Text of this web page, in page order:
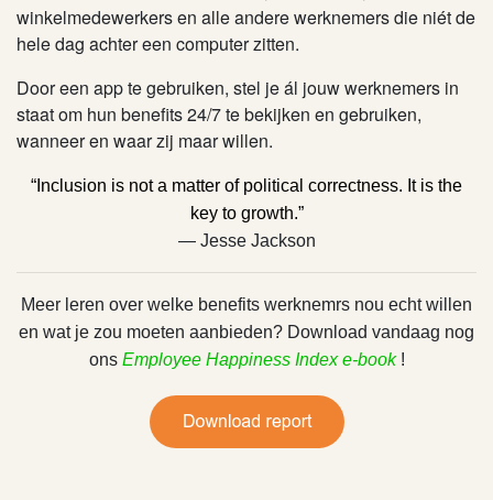
winkelmedewerkers en alle andere werknemers die niét de
hele dag achter een computer zitten.
Door een app te gebruiken, stel je ál jouw werknemers in
staat om hun benefits 24/7 te bekijken en gebruiken,
wanneer en waar zij maar willen.
“Inclusion is not a matter of political correctness. It is the
key to growth.”
— Jesse Jackson
Meer leren over welke benefits werknemrs nou echt willen
en wat je zou moeten aanbieden? Download vandaag nog
ons Employee Happiness Index e-book!